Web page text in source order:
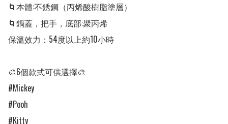
🌀本體:不銹鋼（丙烯酸樹脂塗層）
🌀鍋蓋，把手，底部:聚丙烯
保溫效力：54度以上約10小時
🎨6個款式可供選擇🎨
#Mickey
#Pooh
#Kitty